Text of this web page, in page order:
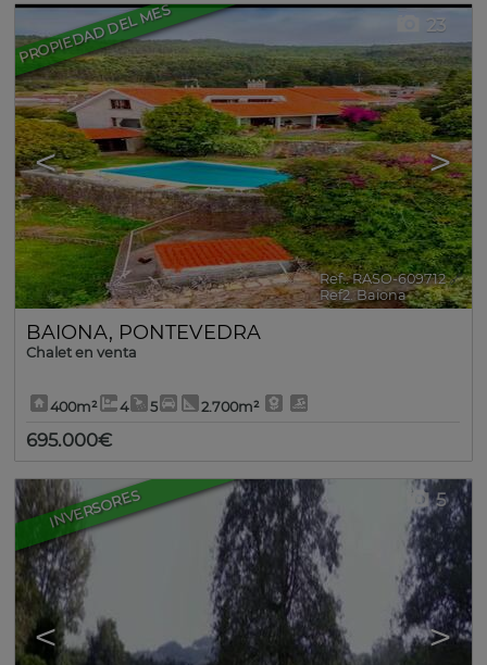
PROPIEDAD DEL MES
< >
23
Ref.. RASO-609712 🔗
Ref2. Baiona
BAIONA, PONTEVEDRA
Chalet en venta
400m² 4 5 2.700m²
695.000€
INVERSORES
< >
5